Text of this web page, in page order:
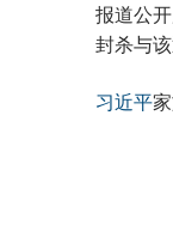
报道公
封杀与
习近平